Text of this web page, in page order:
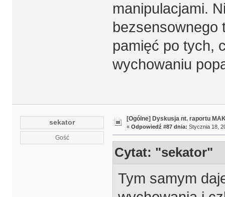
manipulacjami.
bezsensownego
pamięć po tych,
wychowaniu
sekator
Gość
[Ogólne] Dyskusja nt. raportu
« Odpowiedź #87 dnia: Stycznia 18,
Cytat: "sekator"
Tym samym